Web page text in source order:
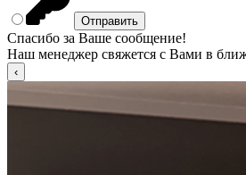
Спасибо за Ваше сообщение!
Наш менеджер свяжется с Вами в